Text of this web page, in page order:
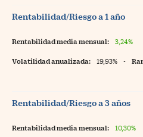
Rentabilidad/Riesgo a 1 año
Rentabilidad media mensual: 3,24%
Volatilidad anualizada: 19,93% -
Rentabilidad/Riesgo a 3 años
Rentabilidad media mensual: 10,30%